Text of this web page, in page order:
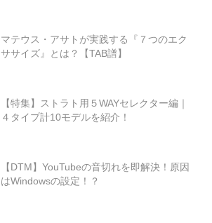
マテウス・アサトが実践する『７つのエク
ササイズ』とは？【TAB譜】
【特集】ストラト用５WAYセレクター編｜
４タイプ計10モデルを紹介！
【DTM】YouTubeの音切れを即解決！原因
はWindowsの設定！？